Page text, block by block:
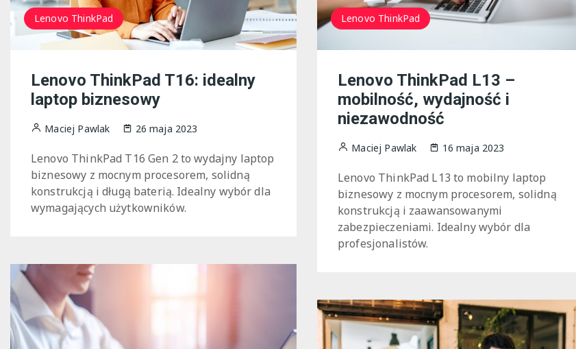
Lenovo ThinkPad
Lenovo ThinkPad T16: idealny
laptop biznesowy
Maciej Pawlak 26 maja 2023
Lenovo ThinkPad T16 Gen 2 to wydajny laptop
biznesowy z mocnym procesorem, solidną
konstrukcją i długą baterią. Idealny wybór dla
wymagających użytkowników.
Lenovo ThinkPad
Lenovo ThinkPad L13 –
mobilność, wydajność i
niezawodność
Maciej Pawlak 16 maja 2023
Lenovo ThinkPad L13 to mobilny laptop
biznesowy z mocnym procesorem, solidną
konstrukcją i zaawansowanymi
zabezpieczeniami. Idealny wybór dla
profesjonalistów.